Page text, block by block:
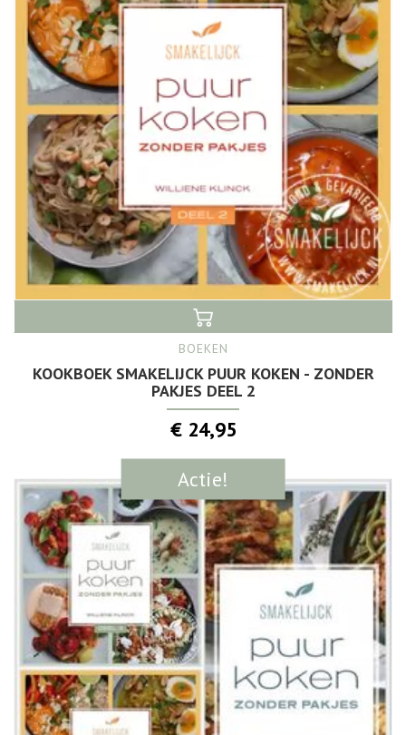
BOEKEN
KOOKBOEK SMAKELIJCK PUUR KOKEN - ZONDER
PAKJES DEEL 2
€ 24,95
Actie!